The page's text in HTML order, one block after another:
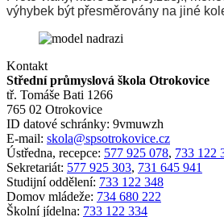
výhybek být přesměrovány na jiné
Kontakt
Střední průmyslová škola Otrokovice
tř. Tomáše Bati 1266
765 02 Otrokovice
ID datové schránky: 9vmuwzh
E-mail: skola@spsotrokovice.cz
Ústředna, recepce: 577 925 078, 733 122
Sekretariát: 577 925 303, 731 645 941
Studijní oddělení: 733 122 348
Domov mládeže: 734 680 222
Školní jídelna: 733 122 334